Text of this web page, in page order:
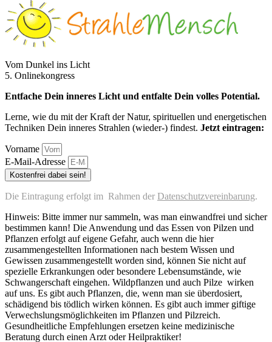
Vom Dunkel ins Licht
5. Onlinekongress
Entfache Dein inneres Licht und entfalte Dein volles Potential.
Lerne, wie du mit der Kraft der Natur, spirituellen und energetischen
Techniken Dein inneres Strahlen (wieder-) findest. Jetzt eintragen:
Vorname
E-Mail-Adresse
Kostenfrei dabei sein!
Die Eintragung erfolgt im Rahmen der Datenschutzvereinbarung.
Hinweis: Bitte immer nur sammeln, was man einwandfrei und sicher
bestimmen kann! Die Anwendung und das Essen von Pilzen und
Pflanzen erfolgt auf eigene Gefahr, auch wenn die hier
zusammengestellten Informationen nach bestem Wissen und
Gewissen zusammengestellt worden sind, können Sie nicht auf
spezielle Erkrankungen oder besondere Lebensumstände, wie
Schwangerschaft eingehen. Wildpflanzen und auch Pilze wirken
auf uns. Es gibt auch Pflanzen, die, wenn man sie überdosiert,
schädigend bis tödlich wirken können. Es gibt auch immer giftige
Verwechslungsmöglichkeiten im Pflanzen und Pilzreich.
Gesundheitliche Empfehlungen ersetzen keine medizinische
Beratung durch einen Arzt oder Heilpraktiker!